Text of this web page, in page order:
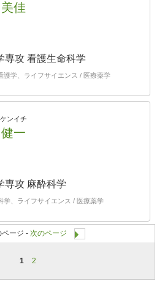
佳
専攻 看護生命科学
護学、ライフサイエンス / 医療薬学
ンイチ
一
専攻 麻酔科学
学、ライフサイエンス / 医療薬学
ページ - 次のページ
1 2